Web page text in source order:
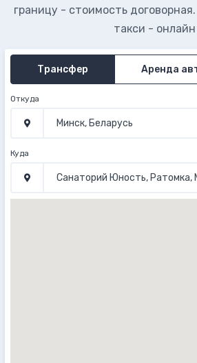
границу - стоимость
такси - онлайн
Трансфер Аренда
Откуда
Куда